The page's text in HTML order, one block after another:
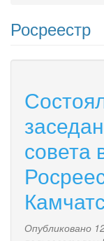
Росреестр
совета
Опубликовано